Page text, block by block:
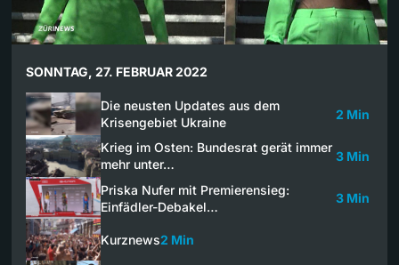
SONNTAG, 27. FEBRUAR 2022
Die neusten Updates aus dem
Krisengebiet Ukraine
2 Min
Krieg im Osten: Bundesrat gerät immer
mehr unter…
3 Min
Priska Nufer mit Premierensieg:
Einfädler-Debakel…
3 Min
Kurznews2 Min